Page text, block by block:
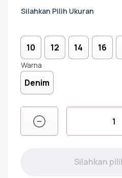
TunikUkuran
10 12 14 16
Warna
Denim
RRF